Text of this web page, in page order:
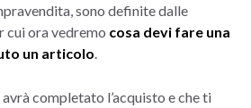
sono definite dalle
cui ora vedremo cosa devi fare una
un articolo
completato l’acquisto e che ti